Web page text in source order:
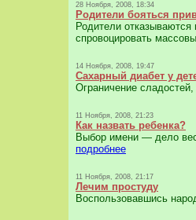
28 Ноября, 2008, 18:34
Родители бояться
Родители
спровоцировать
14 Ноября, 2008, 19:47
Сахарный диабет у
Ограничение
11 Ноября, 2008, 21:23
Как назвать ребенка?
Выбор имени — дело
подробнее
11 Ноября, 2008, 21:17
Лечим простуду
Воспользовавшись